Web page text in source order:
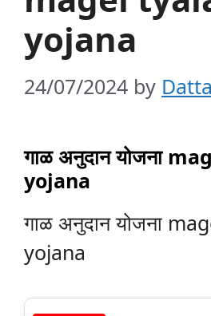
yojana
24/07/2024 by
गाळ अनुदान योजना
yojana
गाळ अनुदान योजना
yojana